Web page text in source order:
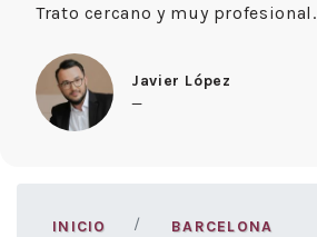
Trato cercano y muy profesional.
Javier López
—
INICIO BARCELONA